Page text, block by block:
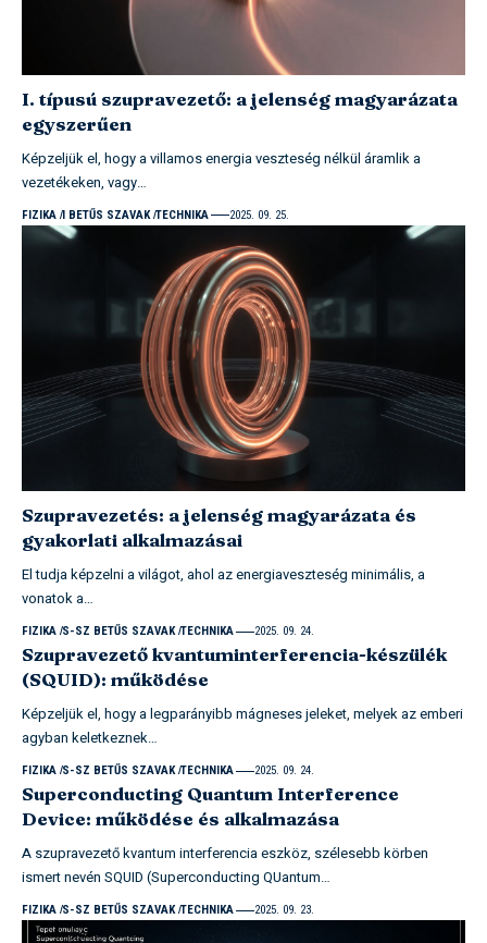
I. típusú szupravezető: a jelenség magyarázata
egyszerűen
Képzeljük el, hogy a villamos energia veszteség nélkül áramlik a
vezetékeken, vagy…
FIZIKA I BETŰS SZAVAK TECHNIKA 2025. 09. 25.
Szupravezetés: a jelenség magyarázata és
gyakorlati alkalmazásai
El tudja képzelni a világot, ahol az energiaveszteség minimális, a
vonatok a…
FIZIKA S-SZ BETŰS SZAVAK TECHNIKA 2025. 09. 24.
Szupravezető kvantuminterferencia-készülék
(SQUID): működése
Képzeljük el, hogy a legparányibb mágneses jeleket, melyek az emberi
agyban keletkeznek…
FIZIKA S-SZ BETŰS SZAVAK TECHNIKA 2025. 09. 24.
Superconducting Quantum Interference
Device: működése és alkalmazása
A szupravezető kvantum interferencia eszköz, szélesebb körben
ismert nevén SQUID (Superconducting QUantum…
FIZIKA S-SZ BETŰS SZAVAK TECHNIKA 2025. 09. 23.